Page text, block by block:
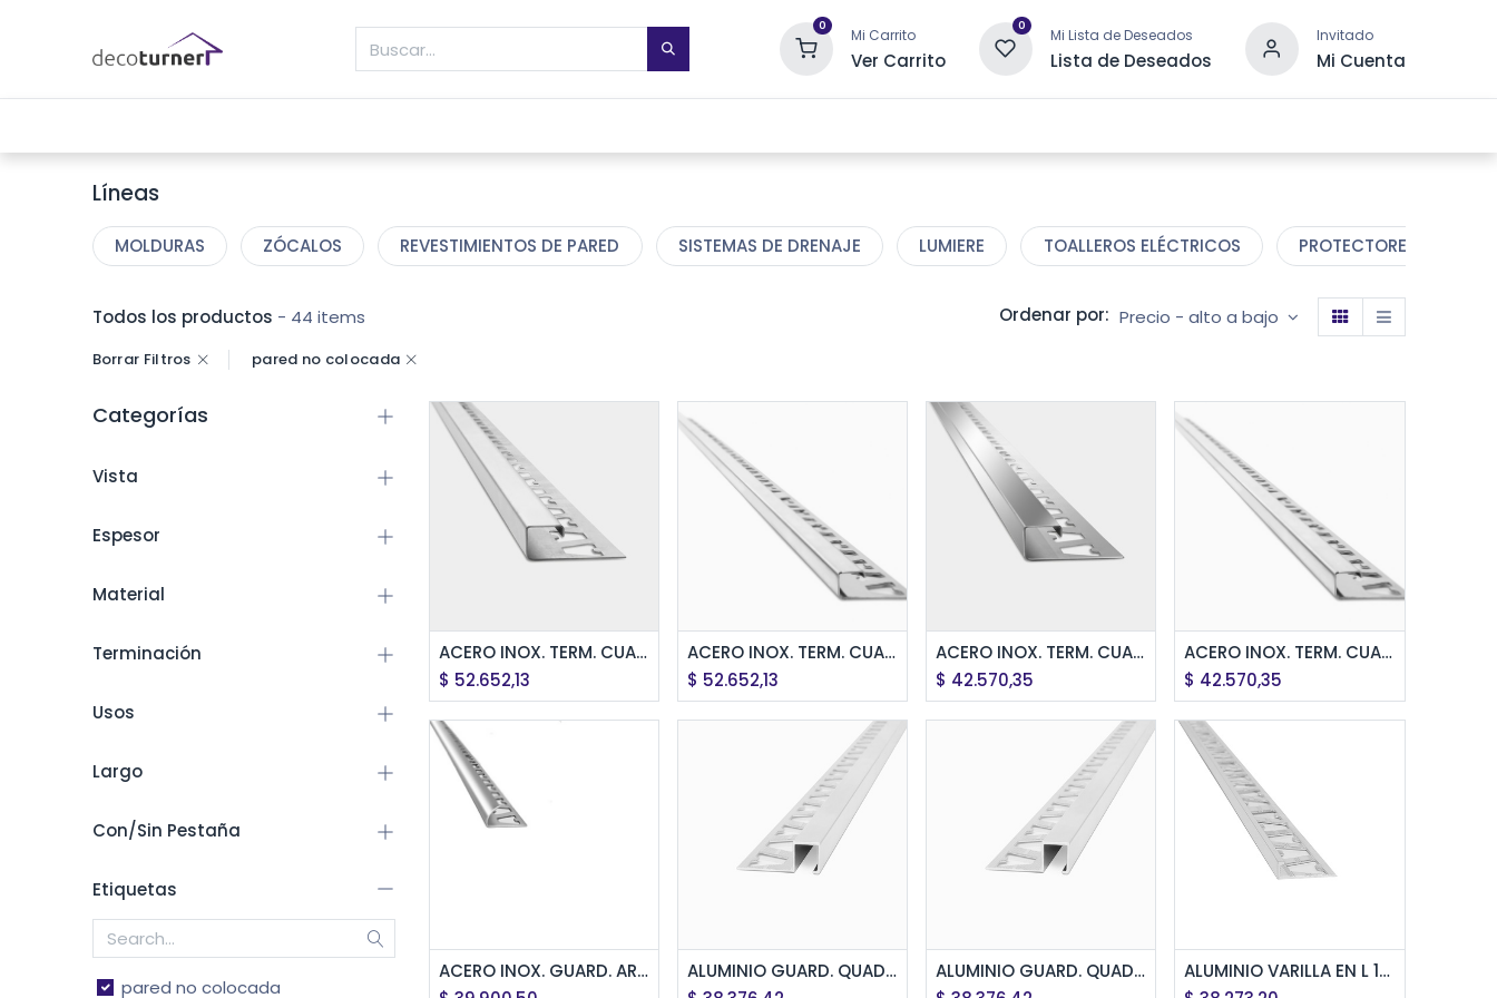
0 Mi Carrito
Ver Carrito
0 Mi Lista de Deseados
Lista de Deseados
Invitado
Mi Cuenta
Líneas
MOLDURAS ZÓCALOS REVESTIMIENTOS DE PARED SISTEMAS DE DRENAJE LUMIERE TOALLEROS ELÉCTRICOS PROTECTORES DE
Todos los productos - 44 items Ordenar por: Precio - alto a bajo
Borrar Filtros pared no colocada
Categorías
Vista
Espesor
Material
Terminación
Usos
Largo
Con/Sin Pestaña
Etiquetas
pared no colocada
Agregar al Carrito ACERO INOX. TERM. CUADR. 12mm x 2,5m ESM
$ 52.652,13
Agregar al Carrito ACERO INOX. TERM. CUADR. 12mm x 2,5m BRI
$ 52.652,13
Agregar al Carrito ACERO INOX. TERM. CUADR. 10mm x 2,5m ESM
$ 42.570,35
Agregar al Carrito ACERO INOX. TERM. CUADR. 10mm x 2,5m BRI
$ 42.570,35
Agregar al Carrito ACERO INOX. GUARD. ARCO 12mm x 2,5m BRI
Agregar al Carrito ALUMINIO GUARD. QUADRA 12x10mm x2,5m CROMO BRI
Agregar al Carrito ALUMINIO GUARD. QUADRA 10x10mmx2,5m CROMO BRI
Agregar al Carrito ALUMINIO VARILLA EN L 12mm x 2,5m CROMO BRI